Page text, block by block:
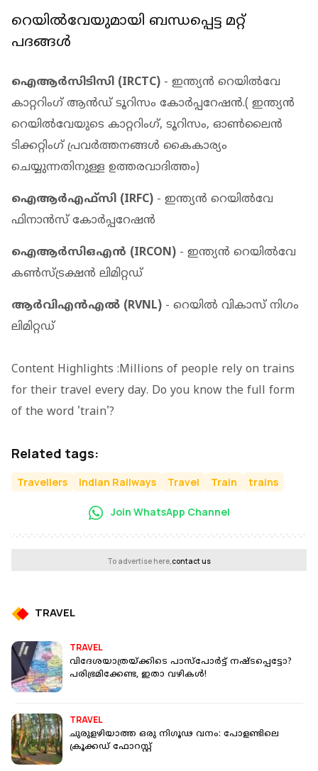
റെയില്‍വേയുമായി ബന്ധപ്പെട്ട മറ്റ്
പദങ്ങള്‍
ഐആര്‍സിടിസി (IRCTC) - ഇന്ത്യന്‍ റെയില്‍വേ
കാറ്ററിംഗ് ആന്‍ഡ് ടൂറിസം കോര്‍പ്പറേഷന്‍.( ഇന്ത്യന്‍
റെയില്‍വേയുടെ കാറ്ററിംഗ്, ടൂറിസം, ഓണ്‍ലൈന്‍
ടിക്കറ്റിംഗ് പ്രവര്‍ത്തനങ്ങള്‍ കൈകാര്യം
ചെയ്യുന്നതിനുള്ള ഉത്തരവാദിത്തം)
ഐആര്‍എഫ്സി (IRFC) - ഇന്ത്യന്‍ റെയില്‍വേ
ഫിനാന്‍സ് കോര്‍പ്പറേഷന്‍
ഐആര്‍സിഒഎന്‍ (IRCON) - ഇന്ത്യന്‍ റെയില്‍വേ
കണ്‍സ്ട്രക്ഷന്‍ ലിമിറ്റഡ്
ആര്‍വിഎന്‍എല്‍ (RVNL) - റെയില്‍ വികാസ് നിഗം
ലിമിറ്റഡ്
Content Highlights :Millions of people rely on trains
for their travel every day. Do you know the full form
of the word 'train'?
Related tags:
Travellers Indian Railways Travel Train trains
Join WhatsApp Channel
To advertise here,contact us
TRAVEL
TRAVEL
വിദേശയാത്രയ്ക്കിടെ പാസ്‌പോർട്ട് നഷ്ടപ്പെട്ടോ?
പരിഭ്രമിക്കേണ്ട, ഇതാ വഴികൾ!
TRAVEL
ചുരുളഴിയാത്ത ഒരു നിഗൂഢ വനം: പോളണ്ടിലെ
ക്രൂക്കഡ് ഫോറസ്റ്റ്